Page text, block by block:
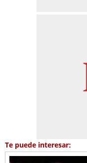
Te puede interesar: